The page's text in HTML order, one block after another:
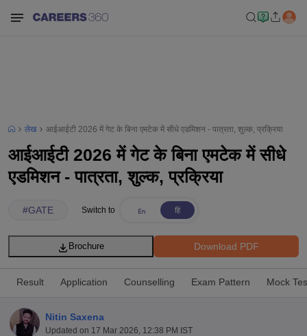
लेख आईआईटी 2026 में गेट के बिना एमटेक में सीधे एडमिशन - पात्रता, शुल्क, प्रक्रिया
आईआईटी 2026 में गेट के बिना एमटेक में सीधे
एडमिशन - पात्रता, शुल्क, प्रक्रिया
#GATE Switch to
Download PDF
Brochure
Result Application Counselling Exam Pattern Mock
Nitin Saxena
Updated on 17 Mar 2026, 12:38 PM IST